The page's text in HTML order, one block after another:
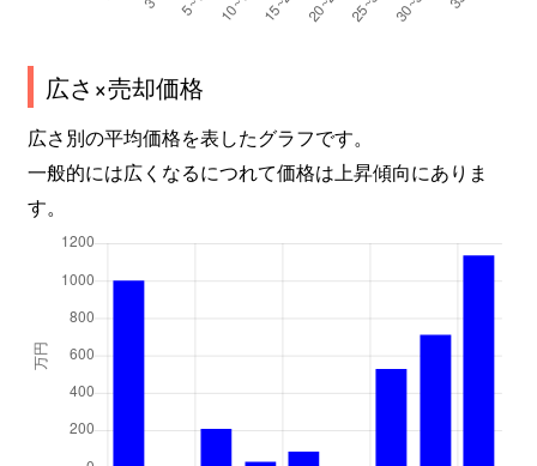
広さ×売却価格
広さ別の平均価格を表したグラフです。
一般的には広くなるにつれて価格は上昇傾向にありま
す。